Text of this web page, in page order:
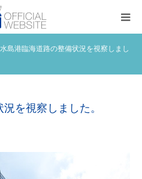
水島港臨海道路の整備状況を視察しまし
を視察しました。